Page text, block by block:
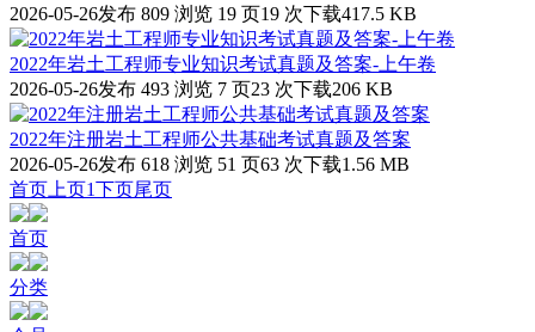
2026-05-26发布 809 浏览 19 页19 次下载417.5 KB
2022年岩土工程师专业知识考试真题及答案-上午卷
2026-05-26发布 493 浏览 7 页23 次下载206 KB
2022年注册岩土工程师公共基础考试真题及答案
2026-05-26发布 618 浏览 51 页63 次下载1.56 MB
首页 上页1下页尾页
首页
分类